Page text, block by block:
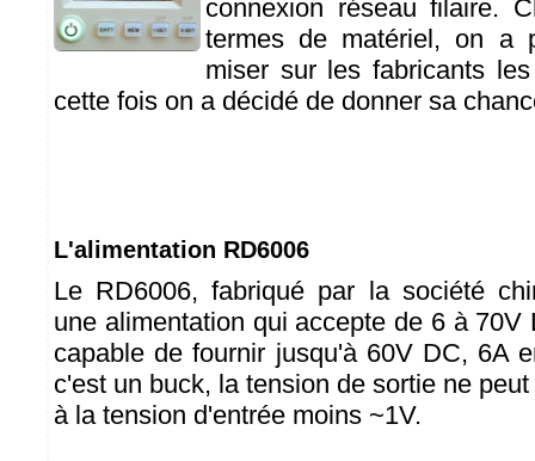
connexion réseau filaire.
termes de matériel, on a
miser sur les fabricants
cette fois on a décidé de donner sa
L'alimentation RD6006
Le RD6006, fabriqué par la société
une alimentation qui accepte de 6 à 70V
capable de fournir jusqu'à 60V DC, 6A
c'est un buck, la tension de sortie ne
à la tension d'entrée moins ~1V.